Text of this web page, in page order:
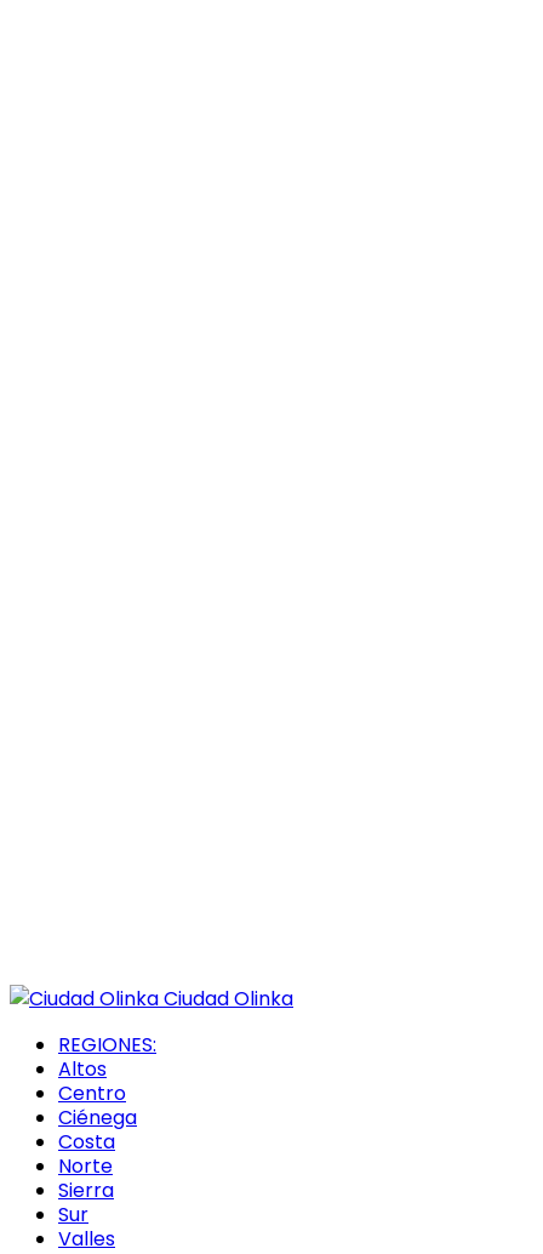
Ciudad Olinka
REGIONES:
Altos
Centro
Ciénega
Costa
Norte
Sierra
Sur
Valles